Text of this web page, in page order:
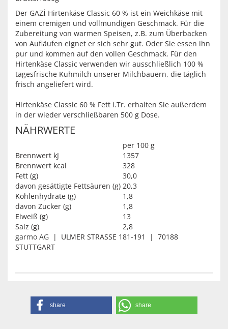
Der GAZİ Hirtenkäse Classic 60 % ist ein Weichkäse mit
einem cremigen und vollmundigen Geschmack. Für die
Zubereitung von warmen Speisen, z.B. zum Überbacken
von Aufläufen eignet er sich sehr gut. Oder Sie essen ihn
pur und kommen auf den vollen Geschmack. Für den
Hirtenkäse Classic verwenden wir ausschließlich 100 %
tagesfrische Kuhmilch unserer Milchbauern, die täglich
frisch angeliefert wird.
Hirtenkäse Classic 60 % Fett i.Tr. erhalten Sie außerdem
in der wieder verschließbaren 500 g Dose.
NÄHRWERTE
per 100 g
Brennwert kJ
1357
Brennwert kcal
328
Fett (g)
30,0
davon gesättigte Fettsäuren (g) 20,3
Kohlenhydrate (g)
1,8
davon Zucker (g)
1,8
Eiweiß (g)
13
Salz (g)
2,8
garmo AG | ULMER STRASSE 181-191 | 70188
STUTTGART
share share